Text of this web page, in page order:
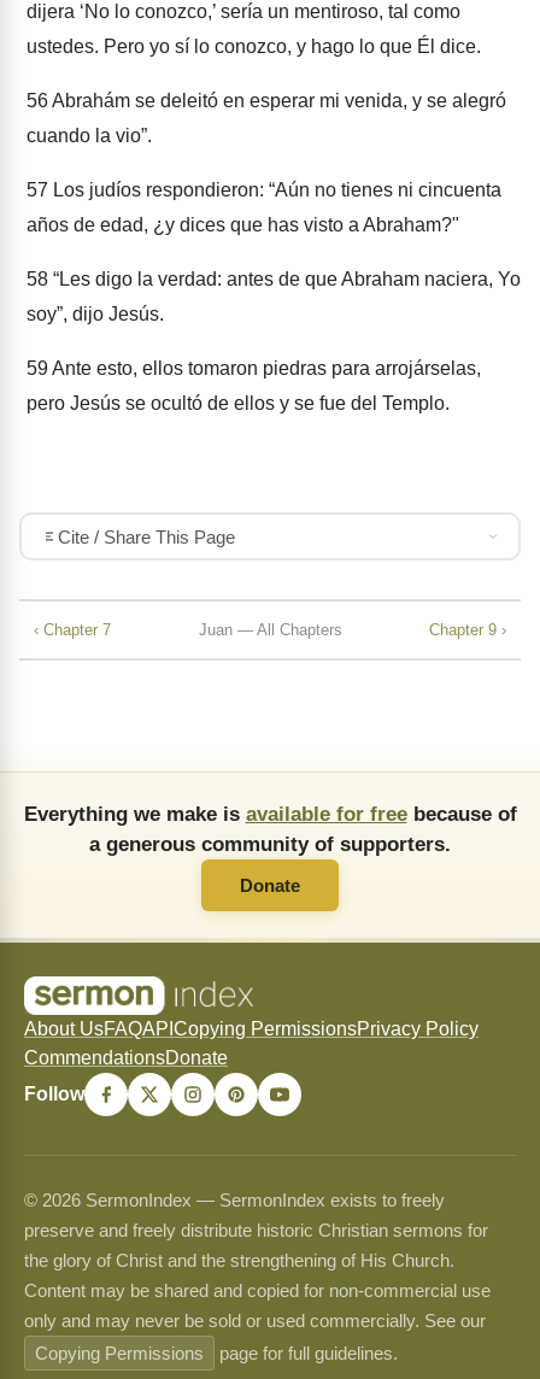
dijera ‘No lo conozco,’ sería un mentiroso, tal como
ustedes. Pero yo sí lo conozco, y hago lo que Él dice.
56Abrahám se deleitó en esperar mi venida, y se alegró
cuando la vio”.
57 Los judíos respondieron: “Aún no tienes ni cincuenta
años de edad, ¿y dices que has visto a Abraham?"
58 “Les digo la verdad: antes de que Abraham naciera, Yo
soy”, dijo Jesús.
59Ante esto, ellos tomaron piedras para arrojárselas,
pero Jesús se ocultó de ellos y se fue del Templo.
Cite / Share This Page
‹ Chapter 7 Juan — All Chapters Chapter 9 ›
Everything we make is available for freebecause of
a generous community of supporters.
Donate
About UsFAQAPI Copying PermissionsPrivacy Policy
CommendationsDonate
Follow
© 2026 SermonIndex — SermonIndex exists to freely
preserve and freely distribute historic Christian sermons for
the glory of Christ and the strengthening of His Church.
Content may be shared and copied for non-commercial use
only and may never be sold or used commercially. See our
Copying Permissions
page for full guidelines.